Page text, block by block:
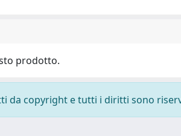
prodotto.
da copyright e tutti i diritti sono